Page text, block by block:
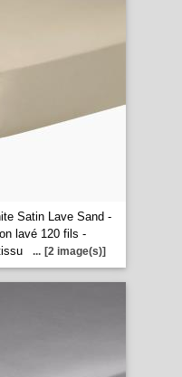
Satin Lave Sand -
lavé 120 fils -
... [2 image(s)]